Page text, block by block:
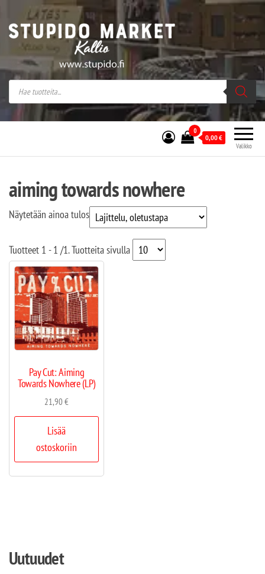
Stupido Market – verkossa ja kivijalassa
Stupido Market on vaihtoehtomusaan
erikoistunut verkko- sekä
kivijalkakauppa Helsingissä Kallion
sydämessä.
Valikko
0
0,00€
aiming towards nowhere
Näytetään ainoa tulos
Tuotteet 1 - 1 /1. Tuotteita sivulla
Pay Cut: Aiming
Towards Nowhere (LP)
21,90€
Lisää
ostoskoriin
Uutuudet